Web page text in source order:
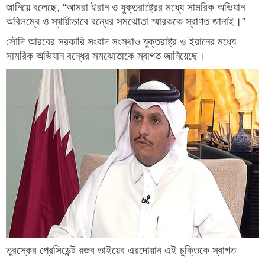
জানিয়ে বলেছে, “আমরা ইরান ও যুক্তরাষ্ট্রের মধ্যে সামরিক অভিযান
অবিলম্বে ও স্থায়ীভাবে বন্ধের সমঝোতা স্মারককে স্বাগত জানাই।”
সৌদি আরবের সরকারি সংবাদ সংস্থাও যুক্তরাষ্ট্র ও ইরানের মধ্যে
সামরিক অভিযান বন্ধের সমঝোতাকে স্বাগত জানিয়েছে।
তুরস্কের প্রেসিডেন্ট রজব তাইয়েব এরদোয়ান এই চুক্তিকে স্বাগত